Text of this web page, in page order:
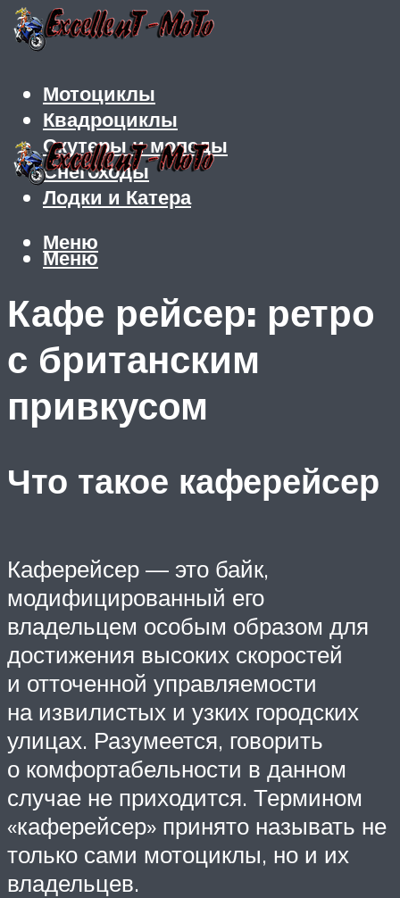
Мотоциклы
Квадроциклы
Скутеры и мопеды
Снегоходы
Лодки и Катера
Меню
Меню
Кафе рейсер: ретро
с британским
привкусом
Что такое каферейсер
Каферейсер — это байк,
модифицированный его
владельцем особым образом для
достижения высоких скоростей
и отточенной управляемости
на извилистых и узких городских
улицах. Разумеется, говорить
о комфортабельности в данном
случае не приходится. Термином
«каферейсер» принято называть не
только сами мотоциклы, но и их
владельцев.